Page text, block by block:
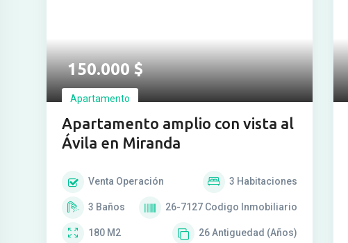
150.000$
Apartamento
Apartamento amplio con vista al
Ávila en Miranda
Venta Operación 3 Habitaciones
3 Baños 26-7127 Codigo Inmobiliario
180 M2 26Antiguedad (Años)